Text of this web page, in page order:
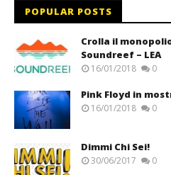
POPULAR POSTS
Crolla il
Soundreef – LEA
16/01/2018 0
Pink Floyd in
16/01/2018 0
Dimmi Chi Sei!
30/06/2017 0